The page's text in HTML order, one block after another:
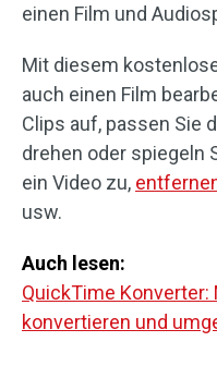
einen Film und
Mit diesem
auch einen Film
Clips auf, passen Sie
drehen oder spiegeln
ein Video zu,
usw.
Auch lesen:
QuickTime Konverter:
konvertieren und